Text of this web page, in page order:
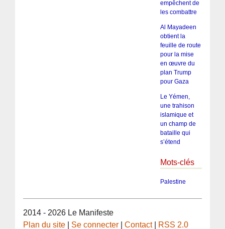
empêchent de
les combattre
Al Mayadeen
obtient la
feuille de route
pour la mise
en œuvre du
plan Trump
pour Gaza
Le Yémen,
une trahison
islamique et
un champ de
bataille qui
s’étend
Mots-clés
Palestine
2014 - 2026 Le Manifeste
Plan du site
Se connecter |Contact| RSS 2.0